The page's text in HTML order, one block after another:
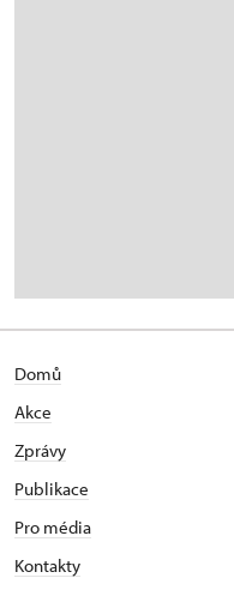
Domů
Akce
Zprávy
Publikace
Pro média
Kontakty